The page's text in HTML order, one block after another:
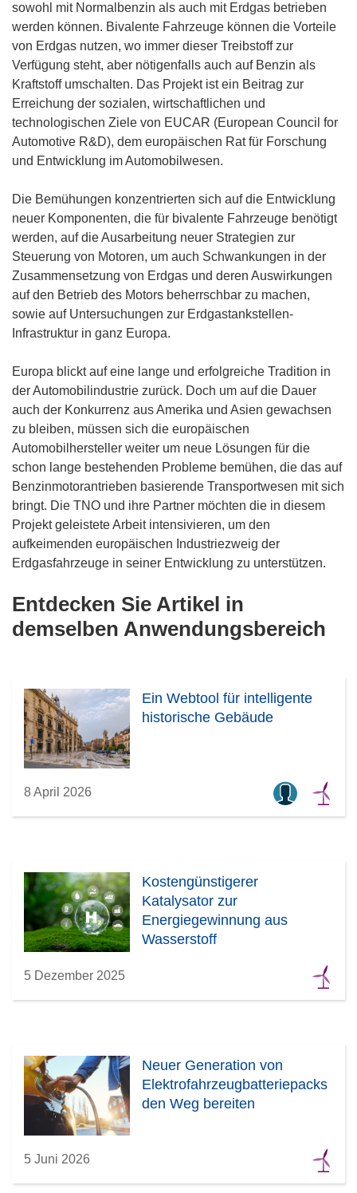
sowohl mit Normalbenzin als auch mit Erdgas betrieben
werden können. Bivalente Fahrzeuge können die Vorteile
von Erdgas nutzen, wo immer dieser Treibstoff zur
Verfügung steht, aber nötigenfalls auch auf Benzin als
Kraftstoff umschalten. Das Projekt ist ein Beitrag zur
Erreichung der sozialen, wirtschaftlichen und
technologischen Ziele von EUCAR (European Council for
Automotive R&D), dem europäischen Rat für Forschung
und Entwicklung im Automobilwesen.
Die Bemühungen konzentrierten sich auf die Entwicklung
neuer Komponenten, die für bivalente Fahrzeuge benötigt
werden, auf die Ausarbeitung neuer Strategien zur
Steuerung von Motoren, um auch Schwankungen in der
Zusammensetzung von Erdgas und deren Auswirkungen
auf den Betrieb des Motors beherrschbar zu machen,
sowie auf Untersuchungen zur Erdgastankstellen-
Infrastruktur in ganz Europa.
Europa blickt auf eine lange und erfolgreiche Tradition in
der Automobilindustrie zurück. Doch um auf die Dauer
auch der Konkurrenz aus Amerika und Asien gewachsen
zu bleiben, müssen sich die europäischen
Automobilhersteller weiter um neue Lösungen für die
schon lange bestehenden Probleme bemühen, die das auf
Benzinmotorantrieben basierende Transportwesen mit sich
bringt. Die TNO und ihre Partner möchten die in diesem
Projekt geleistete Arbeit intensivieren, um den
aufkeimenden europäischen Industriezweig der
Erdgasfahrzeuge in seiner Entwicklung zu unterstützen.
Entdecken Sie Artikel in
demselben Anwendungsbereich
Ein Webtool für intelligente
historische Gebäude
8 April 2026
Kostengünstigerer
Katalysator zur
Energiegewinnung aus
Wasserstoff
5 Dezember 2025
Neuer Generation von
Elektrofahrzeugbatteriepacks
den Weg bereiten
5 Juni 2026